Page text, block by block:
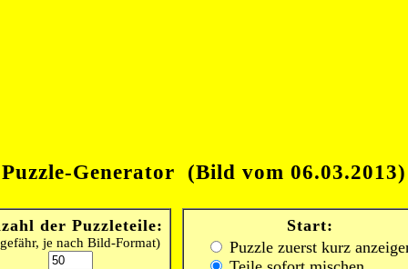
Puzzle-Generator (Bild vom 06.03.2013)
der Puzzleteile:
je nach Bild-Format)
Start:
Puzzle zuerst kurz